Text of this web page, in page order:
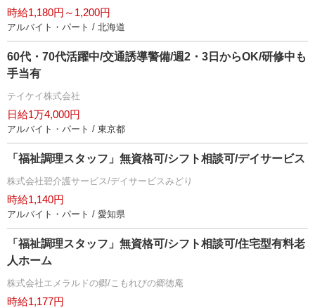
時給1,180円～1,200円
アルバイト・パート / 北海道
60代・70代活躍中/交通誘導警備/週2・3日からOK/研修中も
手当有
テイケイ株式会社
日給1万4,000円
アルバイト・パート / 東京都
「福祉調理スタッフ」無資格可/シフト相談可/デイサービス
株式会社碧介護サービス/デイサービスみどり
時給1,140円
アルバイト・パート / 愛知県
「福祉調理スタッフ」無資格可/シフト相談可/住宅型有料老
人ホーム
株式会社エメラルドの郷/こもれびの郷徳庵
時給1,177円